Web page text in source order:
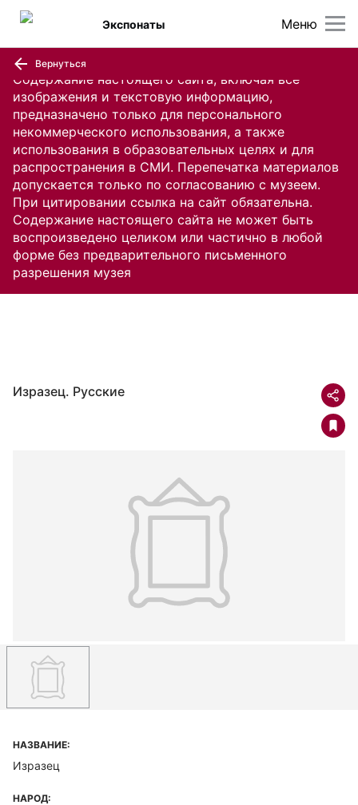
Содержание настоящего сайта, включая все
изображения и текстовую информацию,
предназначено только для персонального
некоммерческого использования, а также
использования в образовательных целях и для
распространения в СМИ. Перепечатка материалов
допускается только по согласованию с музеем.
При цитировании ссылка на сайт обязательна.
Содержание настоящего сайта не может быть
воспроизведено целиком или частично в любой
форме без предварительного письменного
разрешения музея
Меню
Экспонаты
Вернуться
Изразец. Русские
НАЗВАНИЕ:
Изразец
НАРОД: